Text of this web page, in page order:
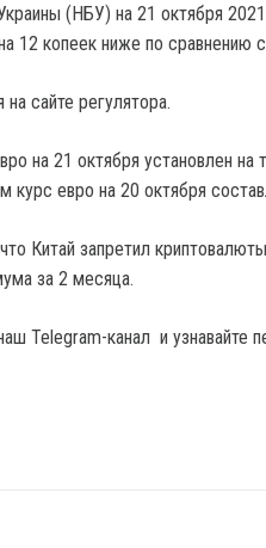
(НБУ) на 21 октября
12 копеек ниже по
сайте регулятора.
на 21 октября установлен на
курс евро на 20 октября
Китай запретил
за 2 месяца.
Telegram-канал и узнавайте